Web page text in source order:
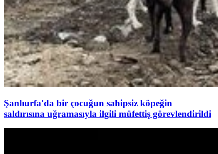
Şanlıurfa'da bir çocuğun sahipsiz köpeğin
saldırısına uğramasıyla ilgili müfettiş görevlendirildi